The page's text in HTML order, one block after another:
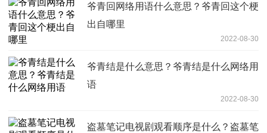
爷青回网络用语什么意思？爷青回这个梗
出自哪里
2022-08-30
爷青结是什么意思？爷青结是什么网络用
语
2022-08-30
盗墓笔记电视剧观看顺序是什么？盗墓笔